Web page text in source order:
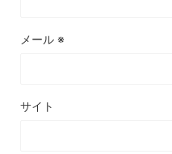
メール ※
サイト